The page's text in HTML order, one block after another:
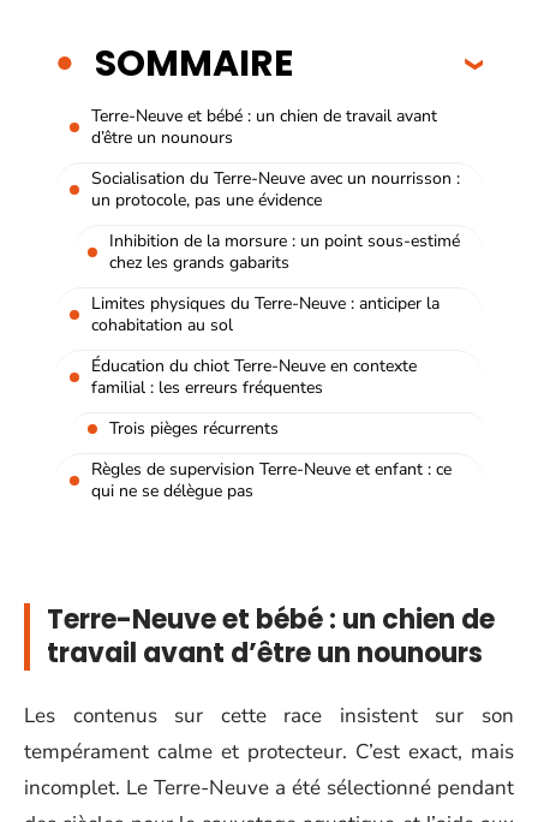
SOMMAIRE
Terre-Neuve et bébé : un chien de travail avant
d’être un nounours
Socialisation du Terre-Neuve avec un nourrisson :
un protocole, pas une évidence
Inhibition de la morsure : un point sous-estimé
chez les grands gabarits
Limites physiques du Terre-Neuve : anticiper la
cohabitation au sol
Éducation du chiot Terre-Neuve en contexte
familial : les erreurs fréquentes
Trois pièges récurrents
Règles de supervision Terre-Neuve et enfant : ce
qui ne se délègue pas
Terre-Neuve et bébé : un chien de
travail avant d’être un nounours
Les contenus sur cette race insistent sur son
tempérament calme et protecteur. C’est exact, mais
incomplet. Le Terre-Neuve a été sélectionné pendant